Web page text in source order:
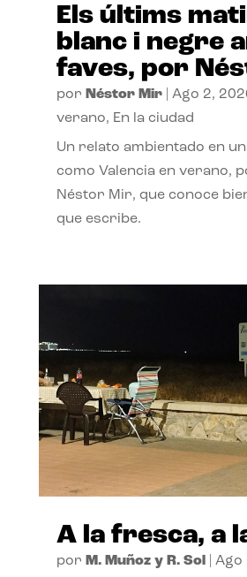
Els últims
blanc i negre
faves, por
por Néstor Mir| Ago 2,
verano, En la ciudad
Un relato ambientado en
como Valencia en verano,
Néstor Mir, que conoce
que escribe.
A la fresca, a
por M. Muñoz y R. Sol Ago